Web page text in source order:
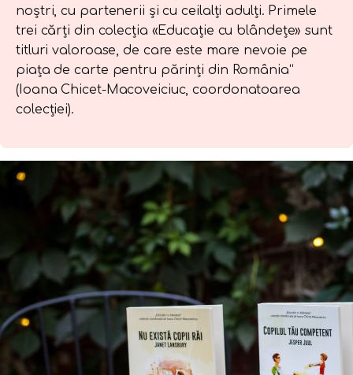
noștri, cu partenerii și cu ceilalți adulți. Primele
trei cărți din colecția «Educație cu blândețe» sunt
titluri valoroase, de care este mare nevoie pe
piața de carte pentru părinți din România“
(Ioana Chicet-Macoveiciuc, coordonatoarea
colecției).